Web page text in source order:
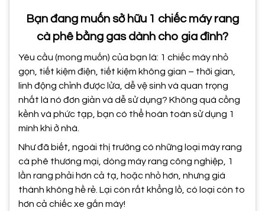
Bạn đang muốn sở hữu 1 chiếc máy rang
cà phê bằng gas dành cho gia đình?
Yêu cầu (mong muốn) của bạn là: 1 chiếc máy nhỏ
gọn, tiết kiệm điện, tiết kiệm không gian – thời gian,
linh động chỉnh được lửa, dễ vệ sinh và quan trọng
nhất là nó đơn giản và dễ sử dụng? Không quá cồng
kềnh và phức tạp, bạn có thể hoàn toàn sử dụng 1
mình khi ở nhà.
Như đã biết, ngoài thị trường có những loại máy rang
cà phê thương mại, dòng máy rang công nghiệp, 1
lần rang phải hơn cả tạ, hoặc nhỏ hơn, nhưng giá
thành không hề rẻ. Lại còn rất khổng lồ, có loại còn to
hơn cả chiếc xe gắn máy!